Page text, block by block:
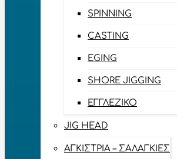
SPINNING
CASTING
EGING
SHORE JIGGING
ΕΓΓΛΈΖΙΚΟ
JIG HEAD
ΑΓΚΊΣΤΡΙΑ – ΣΑΛΑΓΚΙΈΣ